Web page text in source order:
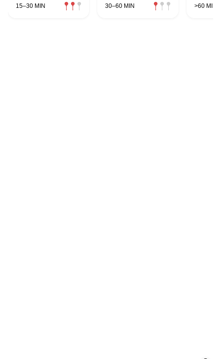
15–30 MIN 30–60 MIN >60 MIN